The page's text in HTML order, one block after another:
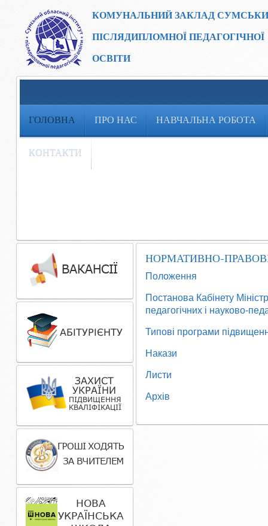
КОМУНАЛЬНИЙ ЗАКЛАД
ПІСЛЯДИПЛОМНОЇ ПЕДАГОГІЧНОЇ
ОСВІТИ
ГОЛОВНА ПРО НАС НАВЧАЛЬНА РОБОТА
КОНТАКТИ
НОРМАТИВНО-
Положення
Постанова Кабінету
педагогічних і науково-
Типові програми
Накази
Листи
Архів